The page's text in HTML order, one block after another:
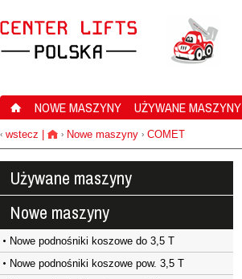
NOWE MASZYNY UŻYWANE MASZYNY
‹ wstecz › Nowe maszyny › COMET
Używane maszyny
Nowe maszyny
Nowe podnośniki koszowe do 3,5 T
Nowe podnośniki koszowe pow. 3,5 T